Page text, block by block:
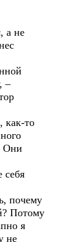
а не
–
как-то
Они
себя
почему
Потому
я
не